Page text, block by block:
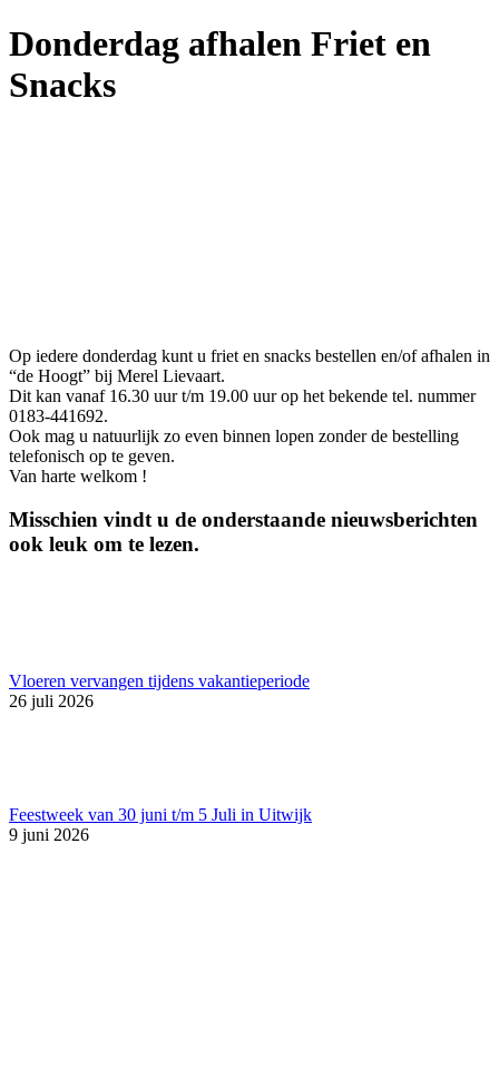
Donderdag afhalen Friet en
Snacks
Op iedere donderdag kunt u friet en snacks bestellen en/of afhalen in
“de Hoogt” bij Merel Lievaart.
Dit kan vanaf 16.30 uur t/m 19.00 uur op het bekende tel. nummer
0183-441692.
Ook mag u natuurlijk zo even binnen lopen zonder de bestelling
telefonisch op te geven.
Van harte welkom !
Misschien vindt u de onderstaande nieuwsberichten
ook leuk om te lezen.
Vloeren vervangen tijdens vakantieperiode
26 juli 2026
Feestweek van 30 juni t/m 5 Juli in Uitwijk
9 juni 2026